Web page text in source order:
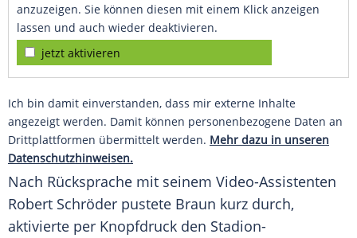
anzuzeigen. Sie können diesen mit einem Klick anzeigen
lassen und auch wieder deaktivieren.
jetzt aktivieren
Ich bin damit einverstanden, dass mir externe Inhalte
angezeigt werden. Damit können personenbezogene Daten an
Drittplattformen übermittelt werden. Mehr dazu in unseren
Datenschutzhinweisen.
Nach Rücksprache mit seinem Video-Assistenten
Robert Schröder pustete Braun kurz durch,
aktivierte per Knopfdruck den Stadion-